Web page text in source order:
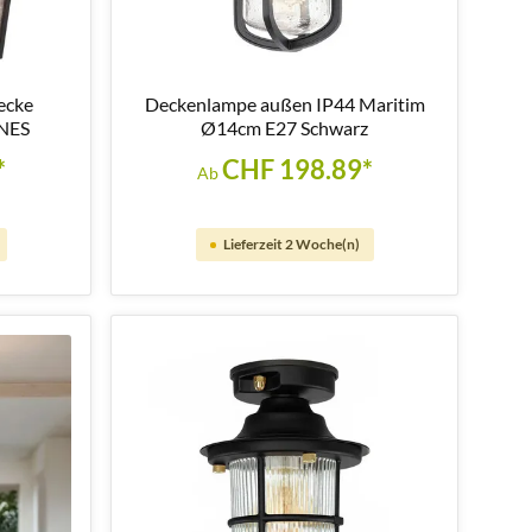
Deckenlampe außen IP44 Maritim
Ø14cm E27 Schwarz
AbCHF 198.89*
Lieferzeit 2 Woche(n)